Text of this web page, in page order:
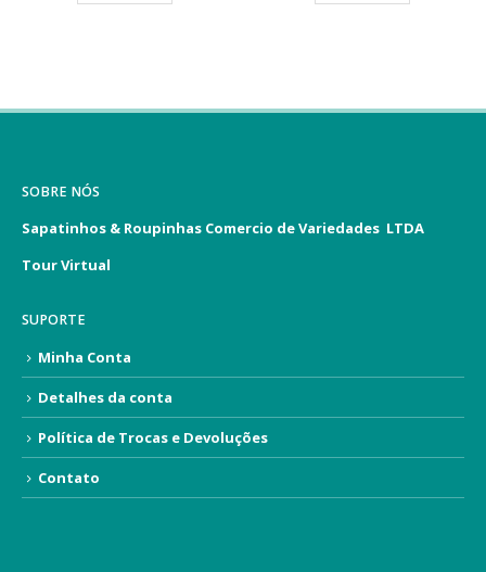
SOBRE NÓS
Sapatinhos & Roupinhas Comercio de Variedades LTDA
Tour Virtual
SUPORTE
Minha Conta
Detalhes da conta
Política de Trocas e Devoluções
Contato